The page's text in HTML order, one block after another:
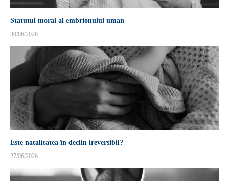
Statutul moral al embrionului uman
30/06/2026
Este natalitatea în declin ireversibil?
27/06/2026